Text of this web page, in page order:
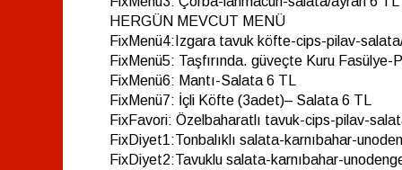
HERGÜN MEVCUT MENÜ
FixMenü4:Izgara tavuk köfte-cips-pilav-
FixMenü5: Taşfırında. güveçte Kuru Fasülye-
FixMenü6: Mantı-Salata 6 TL
FixMenü7: İçli Köfte (3adet)– Salata 6 TL
FixFavori: Özelbaharatlı tavuk-cips-pilav-
FixDiyet1:Tonbalıklı salata-karnıbahar-
FixDiyet2:Tavuklu salata-karnıbahar-